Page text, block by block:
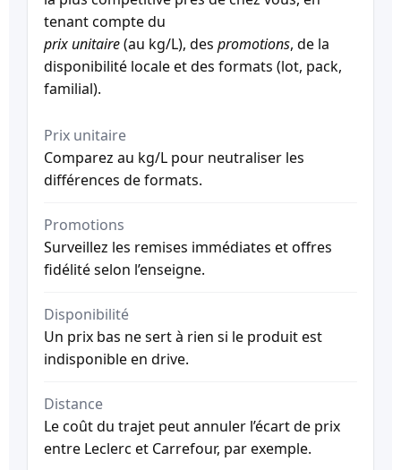
tenant compte du
prix unitaire(au kg/L), des promotions, de la
disponibilité locale et des formats (lot, pack,
familial).
Prix unitaire
Comparez au kg/L pour neutraliser les
différences de formats.
Promotions
Surveillez les remises immédiates et offres
fidélité selon l’enseigne.
Disponibilité
Un prix bas ne sert à rien si le produit est
indisponible en drive.
Distance
Le coût du trajet peut annuler l’écart de prix
entre Leclerc et Carrefour, par exemple.